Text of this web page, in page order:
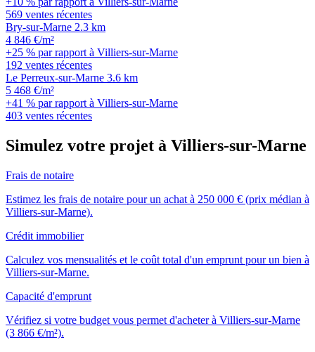
569 ventes récentes
Bry-sur-Marne 2.3 km
4 846 €/m²
+25 % par rapport à Villiers-sur-Marne
192 ventes récentes
Le Perreux-sur-Marne 3.6 km
5 468 €/m²
+41 % par rapport à Villiers-sur-Marne
403 ventes récentes
Simulez votre projet à Villiers-sur-Marne
Frais de notaire
Estimez les frais de notaire pour un achat à 250 000 € (prix médian à
Villiers-sur-Marne).
Crédit immobilier
Calculez vos mensualités et le coût total d'un emprunt pour un bien à
Villiers-sur-Marne.
Capacité d'emprunt
Vérifiez si votre budget vous permet d'acheter à Villiers-sur-Marne
(3 866 €/m²).